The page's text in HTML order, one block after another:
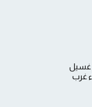
غسيل
غرب